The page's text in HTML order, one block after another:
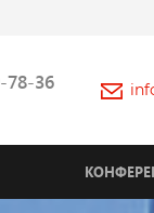
78-36